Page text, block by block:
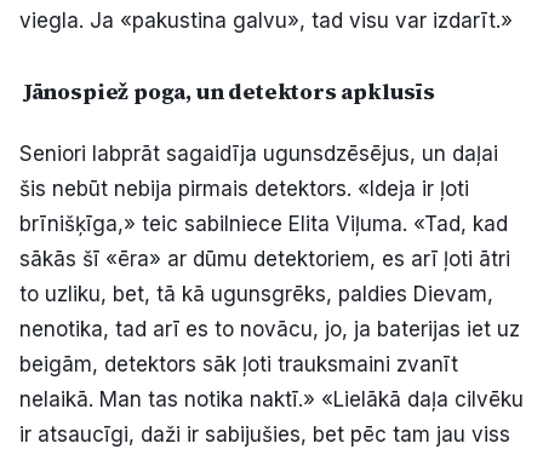
viegla. Ja «pakustina galvu», tad visu var izdarīt.»
Jānospiež poga, un detektors apklusīs
Seniori labprāt sagaidīja ugunsdzēsējus, un daļai
šis nebūt nebija pirmais detektors. «Ideja ir ļoti
brīnišķīga,» teic sabilniece Elita Viļuma. «Tad, kad
sākās šī «ēra» ar dūmu detektoriem, es arī ļoti ātri
to uzliku, bet, tā kā ugunsgrēks, paldies Dievam,
nenotika, tad arī es to novācu, jo, ja baterijas iet uz
beigām, detektors sāk ļoti trauksmaini zvanīt
nelaikā. Man tas notika naktī.» «Lielākā daļa cilvēku
ir atsaucīgi, daži ir sabijušies, bet pēc tam jau viss